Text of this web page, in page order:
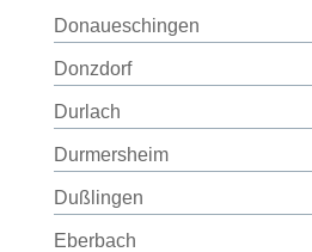
Donaueschingen
Donzdorf
Durlach
Durmersheim
Dußlingen
Eberbach